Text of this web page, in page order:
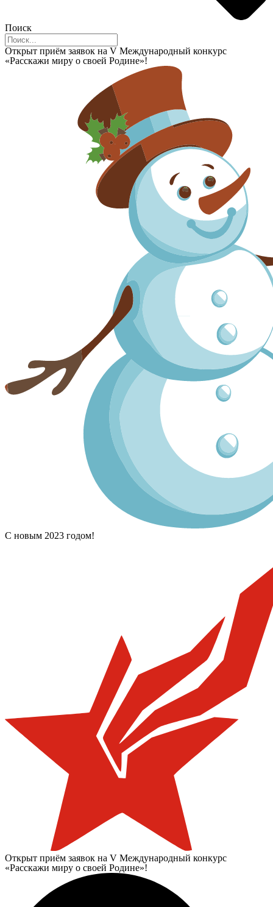
Поиск
Открыт приём заявок на V Международный конкурс
«Расскажи миру о своей Родине»!
С новым 2023 годом!
Открыт приём заявок на V Международный конкурс
«Расскажи миру о своей Родине»!